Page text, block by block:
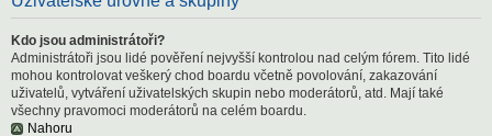
Kdo jsou administrátoři?
Administrátoři jsou lidé pověření nejvyšší kontrolou nad celým fórem. Tito lidé
mohou kontrolovat veškerý chod boardu včetně povolování, zakazování
uživatelů, vytváření uživatelských skupin nebo moderátorů, atd. Mají také
všechny pravomoci moderátorů na celém boardu.
Nahoru